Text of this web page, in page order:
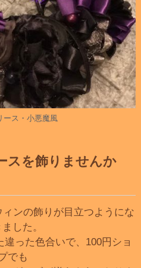
ース・小悪魔風
スを飾りませんか
ンの飾りが目立つようにな
した。
った色合いで、100円ショ
でも